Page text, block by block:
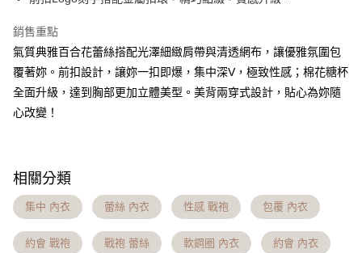
醒簡訊。
帳／街口支付／iPASS MONEY」等通路繳費。
【注意事項】
1.本服務係由「台灣大哥大股份有限公司」（以下簡稱本公司）所提供，讓
用戶於交易時，得透過本服務購買商品或服務，並由商店將買賣／分期付款
買賣價金債權讓與本公司後，依約使用本公司帳單繳交帳款。
結帳頁面，進行簡訊認證並確認金額後，即可完成結帳。
３．收到繳費通知簡訊後14天內，點擊此簡訊中的連結，可透過四大超商／
ATM／網路銀行／等多元方式進行付款，方視為交易完成。
※ 請注意：結帳手續完成當下不需立刻繳費，但若您需要取消訂單，請聯絡
購買商品的店家。未經商家同意取消之訂單仍視為有效，需透過AFTEE先享
後付繳納相關費用。
【注意事項】
１．透過由恩沛科技股份有限公司提供之「AFTEE先享後付」服務完成之交
易，需依本服務之必要範圍內提供個人資料，並將交易相關給付款項請求債
權轉讓予恩沛科技股份有限公司。
２．關於個人資料處理事宜，請瀏覽以下網址：
運送方式
全家貨到付款 約3~5天到貨，實際出貨依照配送狀態為主。※
國定假日將順延
每筆NT$70，滿NT$1,000(含以上)免運費
每筆NT$70，滿NT$699(含以上)免運費
7-11貨到付款 約3~5天到貨，實際出貨依照配送狀態為主。※
國定假日將順延
每筆NT$70，滿NT$1,000(含以上)免運費
銷售重點
氣質典雅百合花蕾絲搭配光澤細緻肩帶與清透網布，讓優雅氛圍包
覆著妳。前扣設計，讓妳一扣即爆，集中深V，極致性感；棉花糖杯
全面升級，達到胸部更加立體美型。美背兩穿式設計，貼心為妳隨
心改變！
相關分類
集中 內衣 蕾絲 內衣 性感 戰袍 包覆 內衣
約會 戰袍 戰袍 蕾絲 軟鋼圈 內衣 約會 內衣